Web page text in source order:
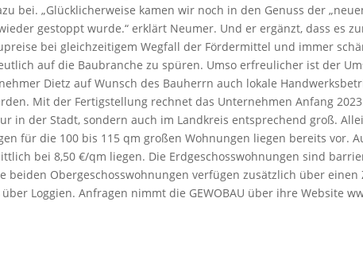
bei. „Glücklicherweise kamen wir noch in den Genuss der
gestoppt wurde.“ erklärt Neumer. Und er ergänzt, dass es
bei gleichzeitigem Wegfall der Fördermittel und immer
auf die Baubranche zu spüren. Umso erfreulicher ist der
Dietz auf Wunsch des Bauherrn auch lokale
Mit der Fertigstellung rechnet das Unternehmen Anfang
in der Stadt, sondern auch im Landkreis entsprechend groß.
für die 100 bis 115 qm großen Wohnungen liegen bereits vor.
bei 8,50 €/qm liegen. Die Erdgeschosswohnungen sind
Obergeschosswohnungen verfügen zusätzlich über
Loggien. Anfragen nimmt die GEWOBAU über ihre Website